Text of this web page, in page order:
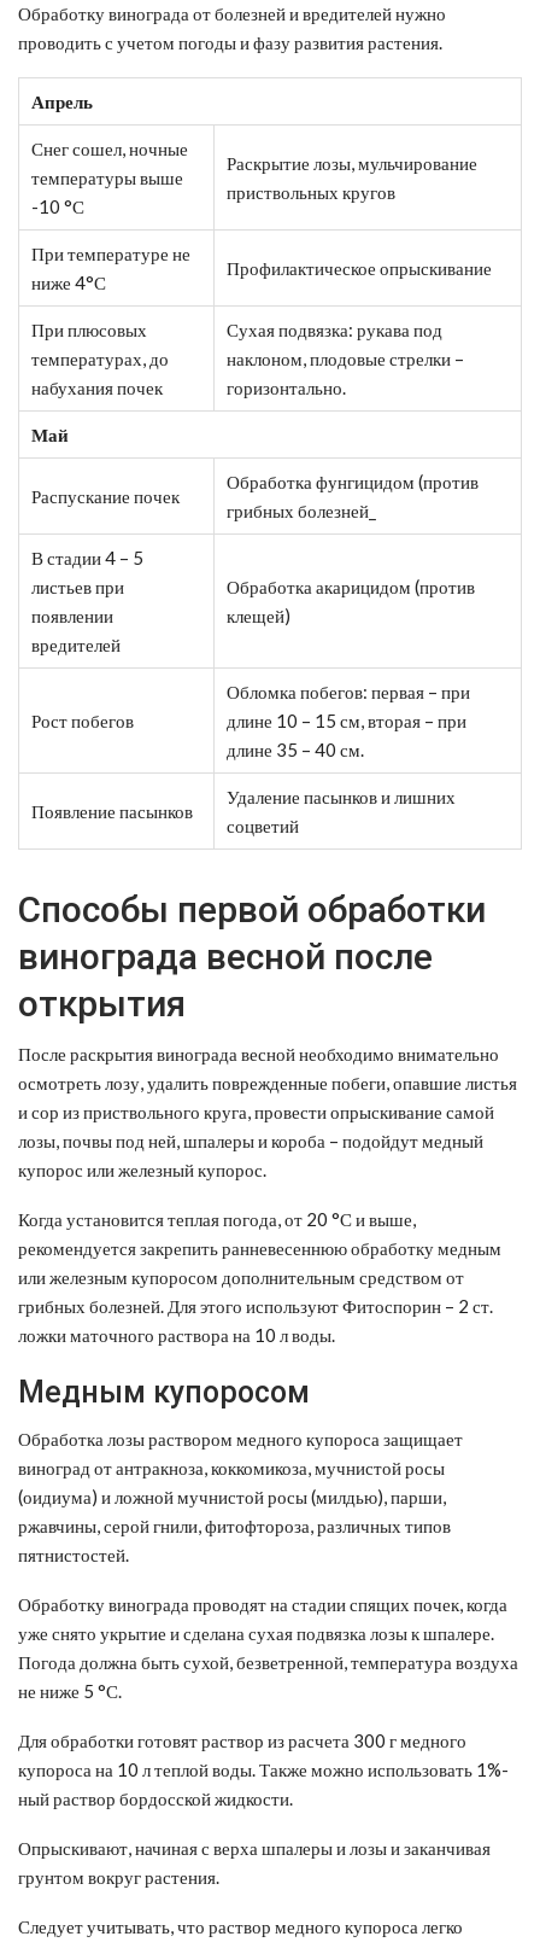
Обработку винограда от болезней и вредителей нужно
проводить с учетом погоды и фазу развития растения.
Апрель
Снег сошел, ночные
температуры выше
-10 °С
Раскрытие лозы, мульчирование
приствольных кругов
При температуре не
ниже 4°С
Профилактическое опрыскивание
При плюсовых
температурах, до
набухания почек
Сухая подвязка: рукава под
наклоном, плодовые стрелки –
горизонтально.
Май
Распускание почек
Обработка фунгицидом (против
грибных болезней_
В стадии 4 – 5
листьев при
появлении
вредителей
Обработка акарицидом (против
клещей)
Рост побегов
Обломка побегов: первая – при
длине 10 – 15 см, вторая – при
длине 35 – 40 см.
Появление пасынков
Удаление пасынков и лишних
соцветий
Способы первой обработки
винограда весной после
открытия
После раскрытия винограда весной необходимо внимательно
осмотреть лозу, удалить поврежденные побеги, опавшие листья
и сор из приствольного круга, провести опрыскивание самой
лозы, почвы под ней, шпалеры и короба – подойдут медный
купорос или железный купорос.
Когда установится теплая погода, от 20 °С и выше,
рекомендуется закрепить ранневесеннюю обработку медным
или железным купоросом дополнительным средством от
грибных болезней. Для этого используют Фитоспорин – 2 ст.
ложки маточного раствора на 10 л воды.
Медным купоросом
Обработка лозы раствором медного купороса защищает
виноград от антракноза, коккомикоза, мучнистой росы
(оидиума) и ложной мучнистой росы (милдью), парши,
ржавчины, серой гнили, фитофтороза, различных типов
пятнистостей.
Обработку винограда проводят на стадии спящих почек, когда
уже снято укрытие и сделана сухая подвязка лозы к шпалере.
Погода должна быть сухой, безветренной, температура воздуха
не ниже 5 °С.
Для обработки готовят раствор из расчета 300 г медного
купороса на 10 л теплой воды. Также можно использовать 1%-
ный раствор бордосской жидкости.
Опрыскивают, начиная с верха шпалеры и лозы и заканчивая
грунтом вокруг растения.
Следует учитывать, что раствор медного купороса легко